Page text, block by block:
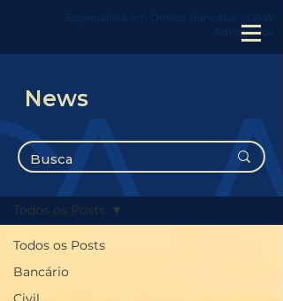
Especialista em Direito Bancário - GAW
Advogados
News
Todos os Posts
Bancário
Todos os Posts
News